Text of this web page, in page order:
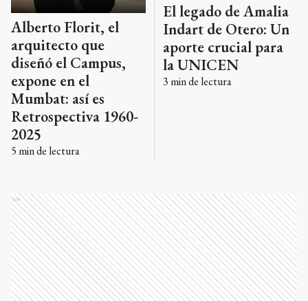
Alberto Florit, el
arquitecto que
diseñó el Campus,
expone en el
Mumbat: así es
Retrospectiva 1960-
2025
5 min de lectura
El legado de Amalia
Indart de Otero: Un
aporte crucial para
la UNICEN
3 min de lectura
Ads